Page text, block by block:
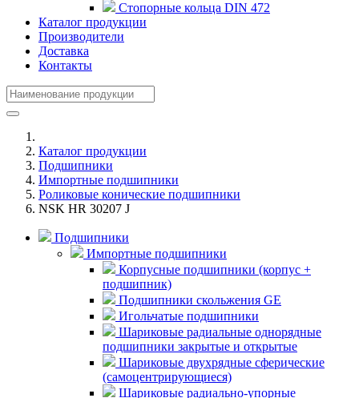
Стопорные кольца DIN 472
Каталог продукции
Производители
Доставка
Контакты
Каталог продукции
Подшипники
Импортные подшипники
Роликовые конические подшипники
NSK HR 30207 J
Подшипники
Импортные подшипники
Корпусные подшипники (корпус +
подшипник)
Подшипники скольжения GE
Игольчатые подшипники
Шариковые радиальные однорядные
подшипники закрытые и открытые
Шариковые двухрядные сферические
(самоцентрирующиеся)
Шариковые радиально-упорные